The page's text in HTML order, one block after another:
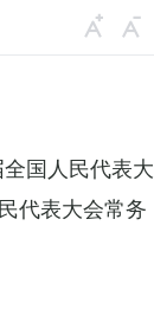
国人民代表大
代表大会常务